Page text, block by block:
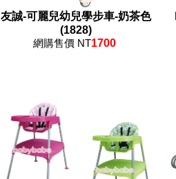
友誠-可麗兒幼兒學步車-奶茶色
(1828)
網購售價 NT1700